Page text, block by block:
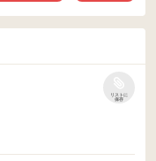
リストに
保存